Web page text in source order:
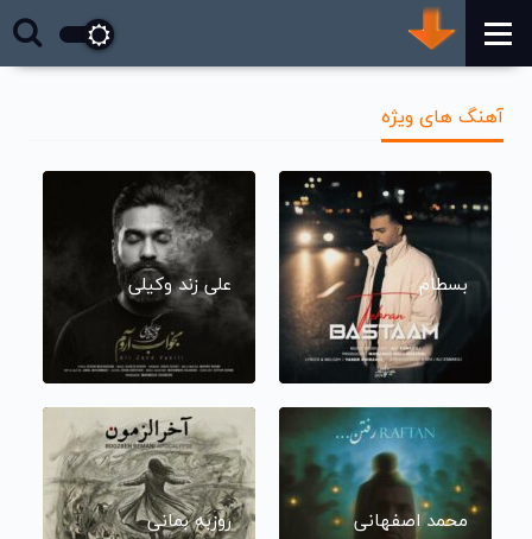
آهنگ های ویژه
بسطام علی زند وکیلی
محمد اصفهانی روزبه بمانی